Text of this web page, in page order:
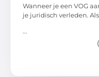
Wanneer je een VOG
je juridisch verleden.
...